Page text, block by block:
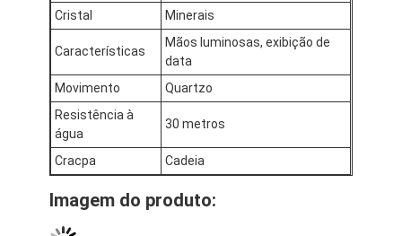
Casos
Blogue
Relógio de pulso de quartzo
Relógio de Quartzo de Cintura de Couro
Relógio com correia de aço inoxidável
Cristal Minerais
Características
Mãos luminosas, exibição de
data
Movimento
Quartzo
Resistência à
água
30 metros
Cracpa Cadeia
Imagem do produto: